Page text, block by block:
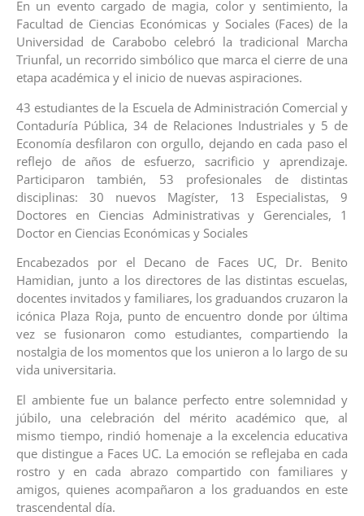
En un evento cargado de magia, color y sentimiento, la
Facultad de Ciencias Económicas y Sociales (Faces) de la
Universidad de Carabobo celebró la tradicional Marcha
Triunfal, un recorrido simbólico que marca el cierre de una
etapa académica y el inicio de nuevas aspiraciones.
43 estudiantes de la Escuela de Administración Comercial y
Contaduría Pública, 34 de Relaciones Industriales y 5 de
Economía desfilaron con orgullo, dejando en cada paso el
reflejo de años de esfuerzo, sacrificio y aprendizaje.
Participaron también, 53 profesionales de distintas
disciplinas: 30 nuevos Magíster, 13 Especialistas, 9
Doctores en Ciencias Administrativas y Gerenciales, 1
Doctor en Ciencias Económicas y Sociales
Encabezados por el Decano de Faces UC, Dr. Benito
Hamidian, junto a los directores de las distintas escuelas,
docentes invitados y familiares, los graduandos cruzaron la
icónica Plaza Roja, punto de encuentro donde por última
vez se fusionaron como estudiantes, compartiendo la
nostalgia de los momentos que los unieron a lo largo de su
vida universitaria.
El ambiente fue un balance perfecto entre solemnidad y
júbilo, una celebración del mérito académico que, al
mismo tiempo, rindió homenaje a la excelencia educativa
que distingue a Faces UC. La emoción se reflejaba en cada
rostro y en cada abrazo compartido con familiares y
amigos, quienes acompañaron a los graduandos en este
trascendental día.